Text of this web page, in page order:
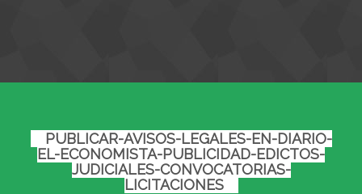
PUBLICAR-AVISOS-LEGALES-EN-DIARIO-
EL-ECONOMISTA-PUBLICIDAD-EDICTOS-
JUDICIALES-CONVOCATORIAS-
LICITACIONES